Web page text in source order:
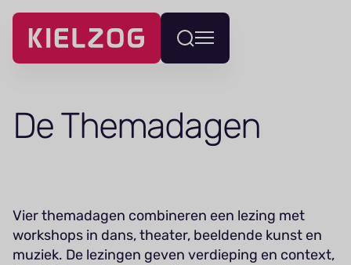
Navigatie
overslaan
Wissel
menu
De Themadagen
Vier themadagen combineren een lezing met
workshops in dans, theater, beeldende kunst en
muziek. De lezingen geven verdieping en context,